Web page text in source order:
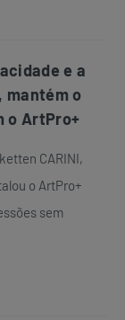
e a
mantém o
o ArtPro+
CARINI,
o ArtPro+
sem